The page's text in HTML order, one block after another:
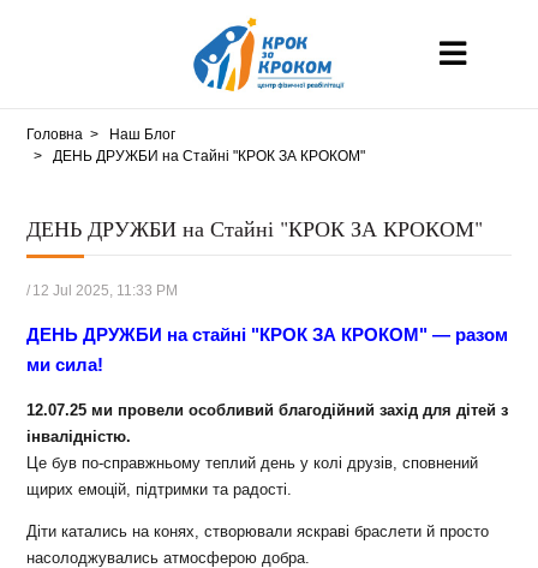
Головна
Наш Блог
ДЕНЬ ДРУЖБИ на Стайні "КРОК ЗА КРОКОМ"
ДЕНЬ ДРУЖБИ на Стайні "КРОК ЗА КРОКОМ"
/ 12 Jul 2025, 11:33 PM
ДЕНЬ ДРУЖБИ на стайні "КРОК ЗА КРОКОМ" — разом
ми сила!
12.07.25 ми провели особливий благодійний захід для дітей з
інвалідністю.
Це був по-справжньому теплий день у колі друзів, сповнений
щирих емоцій, підтримки та радості.
Діти катались на конях, створювали яскраві браслети й просто
насолоджувались атмосферою добра.